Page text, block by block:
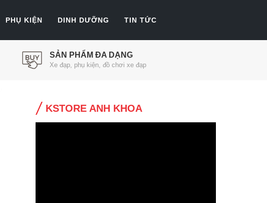
PHỤ KIỆN DINH DƯỠNG TIN TỨC
SẢN PHẨM ĐA DẠNG
Xe đạp, phụ kiện, đồ chơi xe đạp
KSTORE ANH KHOA